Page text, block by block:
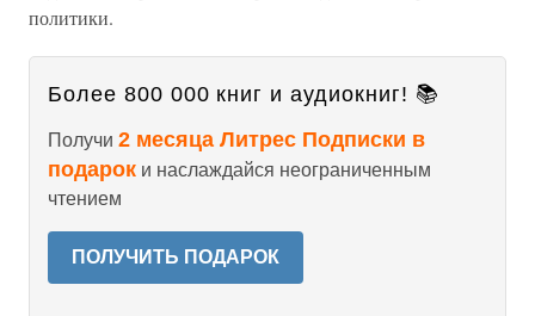
политики.
Более 800 000 книг и аудиокниг! 📚
Получи 2 месяца Литрес Подписки в
подарок и наслаждайся неограниченным
чтением
ПОЛУЧИТЬ ПОДАРОК